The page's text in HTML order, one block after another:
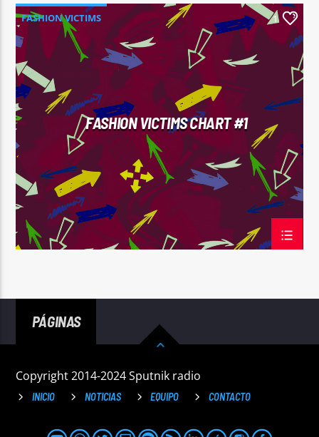
CANCIÓN ACTUAL
NO TITLES AVAILABLE
Sputnik radio | 105.4
FASHION VICTIMS 1
FASHION VICTIMS CHART #1
PÁGINAS
Copyright 2014-2024 Sputnik radio
INICIO NOTICIAS EQUIPO CONTACTO